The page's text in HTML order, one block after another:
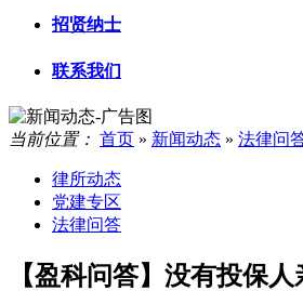
招贤纳士
联系我们
当前位置： 首页 » 新闻动态 » 法律问
律所动态
党建专区
法律问答
【盈科问答】没有投保